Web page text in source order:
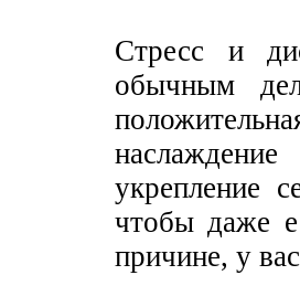
Стресс и
обычным
укрепление
чтобы даже
причине, у